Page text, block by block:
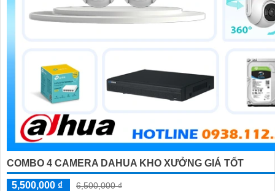
COMBO 4 CAMERA DAHUA KHO XƯỞNG GIÁ TỐT
5,500,000 ₫
6,500,000 ₫